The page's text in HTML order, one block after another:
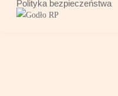
Polityka bezpieczeństwa